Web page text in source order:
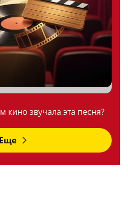
кино звучала эта песня?
Еще